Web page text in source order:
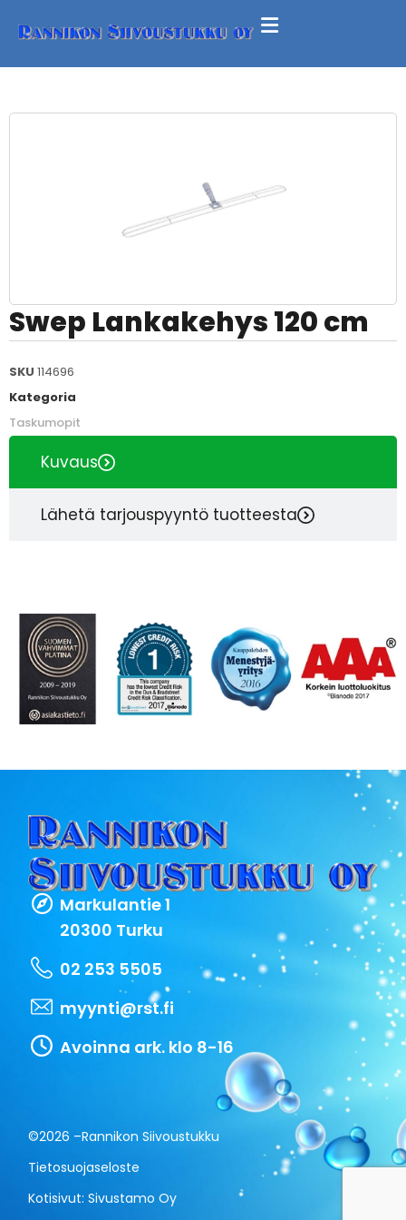
Swep Lankakehys 120 cm
SKU 114696
Kategoria
Taskumopit
Kuvaus
Lähetä tarjouspyyntö tuotteesta
Markulantie 1
20300 Turku
02 253 5505
myynti@rst.fi
Avoinna ark. klo 8-16
©2026 –Rannikon Siivoustukku
Tietosuojaseloste
Kotisivut:Sivustamo Oy